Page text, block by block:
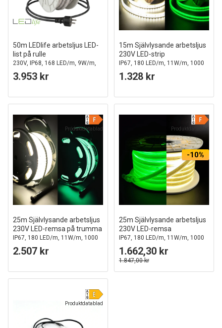
50m LEDlife arbetsljus LED-
list på rulle
230V, IP68, 168 LED/m, 9W/m,
1200 lm/m
3.953 kr
15m Självlysande arbetsljus
230V LED-strip
IP67, 180 LED/m, 11W/m, 1000
lm/m, 4000K
1.328 kr
Produktdatablad
25m Självlysande arbetsljus
230V LED-remsa på trumma
IP67, 180 LED/m, 11W/m, 1000
lm/m, 4000K
2.507 kr
Produktdatablad
-10%
25m Självlysande arbetsljus
230V LED-remsa
IP67, 180 LED/m, 11W/m, 1000
lm/m, 4000K
1.662,30 kr
1.847,00 kr
Produktdatablad